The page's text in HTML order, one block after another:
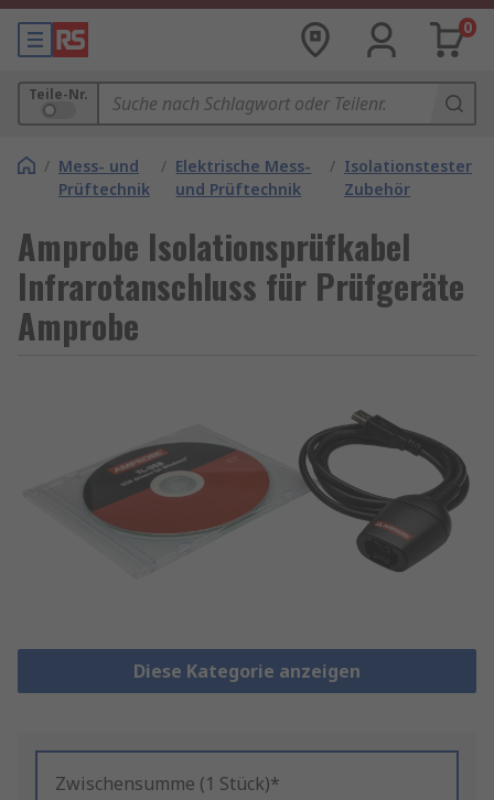
0
Teile-Nr.
/ Mess- und
Prüftechnik
/ Elektrische Mess-
und Prüftechnik
/ Isolationstester
Zubehör
Amprobe Isolationsprüfkabel
Infrarotanschluss für Prüfgeräte
Amprobe
Diese Kategorie anzeigen
Zwischensumme (1 Stück)*